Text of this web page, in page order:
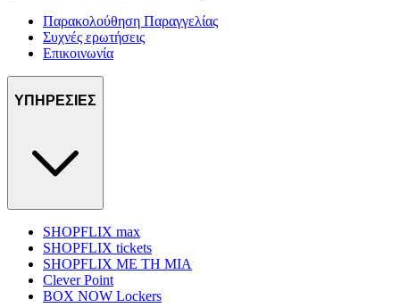
Παρακολούθηση Παραγγελίας
Συχνές ερωτήσεις
Επικοινωνία
ΥΠΗΡΕΣΙΕΣ
SHOPFLIX max
SHOPFLIX tickets
SHOPFLIX ΜΕ ΤΗ ΜΙΑ
Clever Point
BOX NOW Lockers